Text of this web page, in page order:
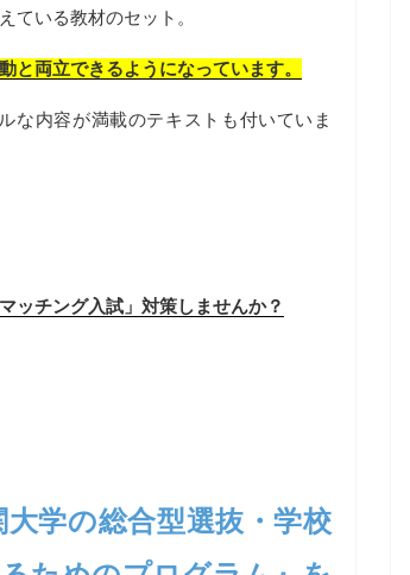
ている教材のセット。
と両立できるようになっています。
な内容が満載のテキストも付いていま
ッチング入試」対策しませんか？
大学の総合型選抜・学校